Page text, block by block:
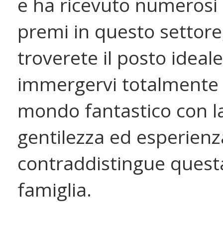
premi in questo
troverete il posto
immergervi
mondo fantastico con
gentilezza ed
contraddistingue
famiglia.